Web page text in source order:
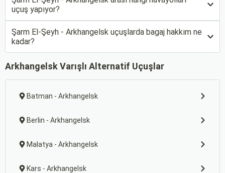
uçuş yapıyor?
Şarm El-Şeyh - Arkhangelsk uçuşlarda bagaj hakkım ne
kadar?
Arkhangelsk Varışlı Alternatif Uçuşlar
Batman - Arkhangelsk
Berlin - Arkhangelsk
Malatya - Arkhangelsk
Kars - Arkhangelsk